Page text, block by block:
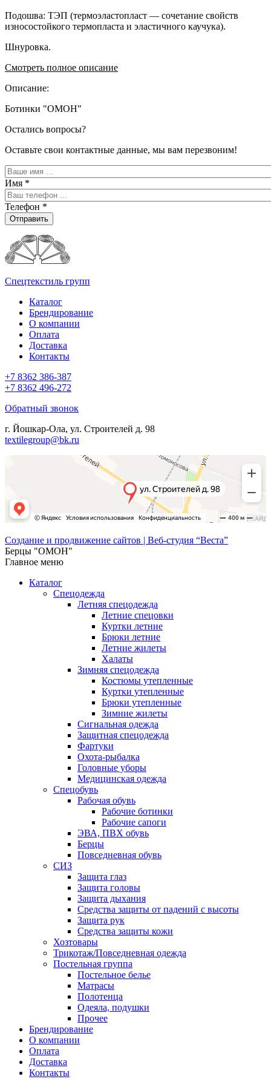
Подошва: ТЭП (термоэластопласт — сочетание свойств
износостойкого термопласта и эластичного каучука).
Шнуровка.
Смотреть полное описание
Описание:
Ботинки "ОМОН"
Остались вопросы?
Оставьте свои контактные данные, мы вам перезвоним!
Имя *
Телефон *
Отправить
Спецтекстиль групп
Каталог
Брендирование
О компании
Оплата
Доставка
Контакты
+7 8362 386-387
+7 8362 496-272
Обратный звонок
г. Йошкар-Ола, ул. Строителей д. 98
textilegroup@bk.ru
Создание и продвижение сайтов | Веб-студия “Веста”
Берцы "ОМОН"
Главное меню
Каталог
Спецодежда
Летняя спецодежда
Летние спецовки
Куртки летние
Брюки летние
Летние жилеты
Халаты
Зимняя спецодежда
Костюмы утепленные
Куртки утепленные
Брюки утепленные
Зимние жилеты
Сигнальная одежда
Защитная спецодежда
Фартуки
Охота-рыбалка
Головные уборы
Медицинская одежда
Спецобувь
Рабочая обувь
Рабочие ботинки
Рабочие сапоги
ЭВА, ПВХ обувь
Берцы
Повседневная обувь
СИЗ
Защита глаз
Защита головы
Защита дыхания
Средства защиты от падений с высоты
Защита рук
Средства защиты кожи
Хозтовары
Трикотаж/Повседневная одежда
Постельная группа
Постельное белье
Матрасы
Полотенца
Одеяла, подушки
Прочее
Брендирование
О компании
Оплата
Доставка
Контакты